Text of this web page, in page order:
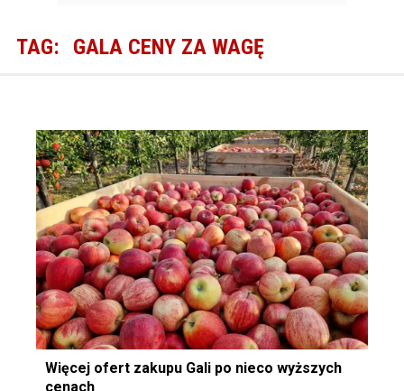
TAG: GALA CENY ZA WAGĘ
Więcej ofert zakupu Gali po nieco wyższych
cenach